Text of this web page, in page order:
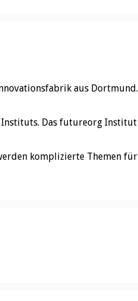
aus
Das futureorg
komplizierte Themen